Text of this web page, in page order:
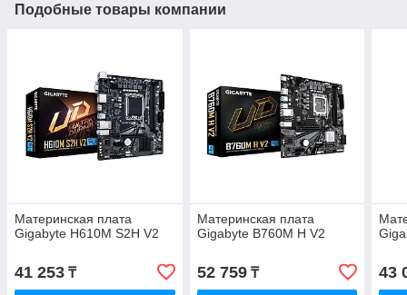
Подобные товары компании
Материнская плата
Gigabyte H610M S2H V2
41 253 ₸
Материнская плата
Gigabyte B760M H V2
52 759₸ 43